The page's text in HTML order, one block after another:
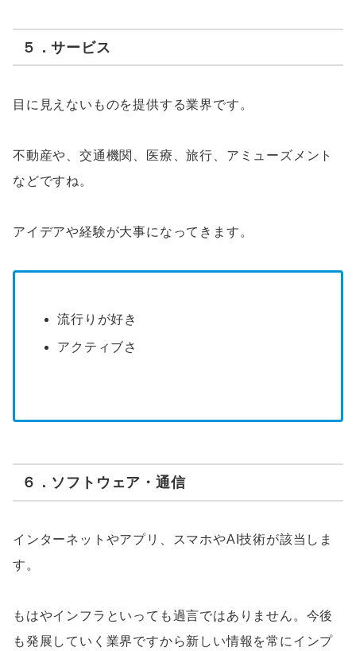
５．サービス
目に見えないものを提供する業界です。
不動産や、交通機関、医療、旅行、アミューズメント
などですね。
アイデアや経験が大事になってきます。
流行りが好き
アクティブさ
６．ソフトウェア・通信
インターネットやアプリ、スマホやAI技術が該当しま
す。
もはやインフラといっても過言ではありません。今後
も発展していく業界ですから新しい情報を常にインプ